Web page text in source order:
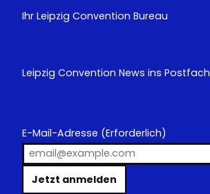
Ihr Leipzig Convention Bureau
Leipzig Convention News ins Postfach
E-Mail-Adresse (Erforderlich)
Jetzt anmelden